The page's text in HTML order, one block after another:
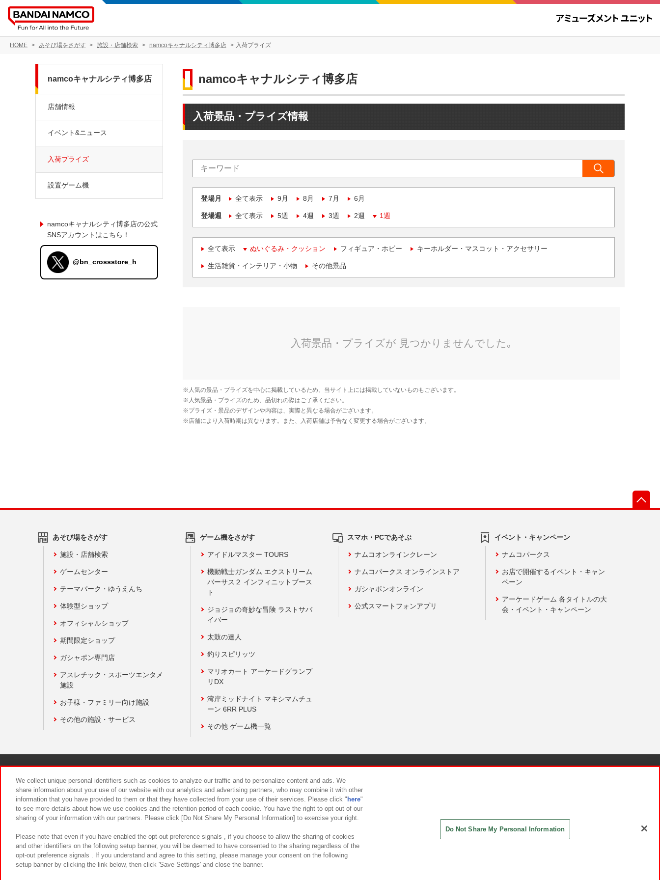
HOME あそび場をさがす 施設・店舗検索 namcoキャナルシティ博多店 入荷プライズ
namcoキャナルシティ博多店
入荷景品・プライズ情報
登場月 全て表示 9月 8月 7月 6月
登場週 全て表示 5週 4週 3週 2週 1週
全て表示 ぬいぐるみ・クッション フィギュア・ホビー キーホルダー・マスコット・アクセサリー
生活雑貨・インテリア・小物 その他景品
namcoキャナルシティ博多店
店舗情報
イベント&ニュース
入荷プライズ
設置ゲーム機
namcoキャナルシティ博多店の公式
SNSアカウントはこちら！
@bn_crossstore_h
あそび場をさがす
施設・店舗検索
ゲームセンター
テーマパーク・ゆうえんち
体験型ショップ
オフィシャルショップ
期間限定ショップ
ガシャポン専門店
アスレチック・スポーツエンタメ
施設
お子様・ファミリー向け施設
その他の施設・サービス
ゲーム機をさがす
アイドルマスター TOURS
機動戦士ガンダム エクストリーム
バーサス２ インフィニットブース
ト
ジョジョの奇妙な冒険 ラストサバ
イバー
太鼓の達人
釣りスピリッツ
マリオカート アーケードグランプ
リDX
湾岸ミッドナイト マキシマムチュ
ーン 6RR PLUS
その他 ゲーム機一覧
スマホ・PCであそぶ
ナムコオンラインクレーン
ナムコパークス オンラインストア
ガシャポンオンライン
公式スマートフォンアプリ
イベント・キャンペーン
ナムコパークス
お店で開催するイベント・キャン
ペーン
アーケードゲーム 各タイトルの大
会・イベント・キャンペーン
食品のご提供について カスタマーハラスメント対応方針
We collect unique personal identifiers such as cookies to analyze our traffic and to personalize content and ads. We
share information about your use of our website with our analytics and advertising partners, who may combine it with other
information that you have provided to them or that they have collected from your use of their services. Please click " here"
to see more details about how we use cookies and the retention period of each cookie. You have the right to opt out of our
sharing of your information with our partners. Please click [Do Not Share My Personal Information] to exercise your right.
Please note that even if you have enabled the opt-out preference signals , if you choose to allow the sharing of cookies
and other identifiers on the following setup banner, you will be deemed to have consented to the sharing regardless of the
opt-out preference signals . If you understand and agree to this setting, please manage your consent on the following
setup banner by clicking the link below, then click 'Save Settings' and close the banner.
Do Not Share My Personal Information